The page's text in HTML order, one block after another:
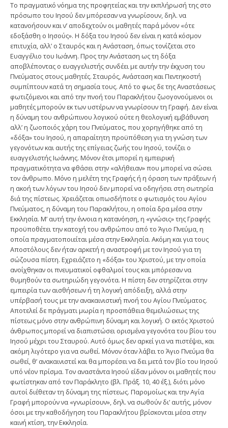
Το πραγματικό νόημα της προφητείας και την εκπλήρωσή της στο
πρόσωπο του Ιησού δεν μπόρεσαν να γνω­ρίσουν, δηλ. να
κατανοήσουν και ν’ αποδεχτούν οι μαθητές παρά μόνον «ότε
εδοξάσθη ο Ιησούς». Η δόξα του Ιησού δεν είναι η κατά κόσμον
επιτυχία, αλλ’ ο Σταυρός και η Ανάσταση, όπως τονίζεται στο
Ευαγγέλιο του Ιωάννη. Προς την Ανάσταση ως τη δόξα
αποβλέποντας ο ευαγγελιστής συν­δέει με αυτήν την έκχυση του
Πνεύματος στους μαθητές. Σταυρός, Ανάσταση και Πεντηκοστή
συμπίπτουν κα­τά τη σημασία τους. Από το φως δε της Αναστάσεως
φωτιζόμενοι και από την πνοή του Παρακλήτου ζωογονούμενοι οι
μαθητές μπορούν εκ των υστέρων να γνωρίσουν τη Γραφή. Δεν είναι
η δύναμη του ανθρώπινου λογικού ούτε η θεολογική εμβάθυνση
αλλ’ η ζωοποιός χάρη του Πνεύματος, που χορηγήθηκε από τη
«δόξα» του Ιησού, η απαραίτητη προϋπόθεση για τη γνώση των
γεγονότων και αυτής της επίγειας ζωής του Ιησού, τονίζει ο
ευαγγελιστής Ιωάννης. Μόνον έτσι μπορεί η εμπειρική
πραγματικότητα να φθάσει στην «αλήθειαν» που μπορεί να σώσει
τον άνθρωπο. Μόνο η μελέτη της Γρα­φής ή η όραση των πράξεων ή
η ακοή των λόγων του Ιησού δεν μπορεί να οδηγήσει στη σωτηρία
διά της πίστεως. Χρειάζεται οπωσδήποτε ο φωτισμός του Αγίου
Πνεύματος, η δύναμη του Παρακλήτου, η οποία δρα μέσα στην
Εκκλησία. Μ’ αυτή την έννοια η κατανόηση, η «γνώσις» της Γραφής
προϋποθέτει την κατοχή του ανθρώπου από το Άγιο Πνεύμα, η
οποία πραγματοποιείται μέσα στην Εκκλησία. Ακόμη και για τους
Αποστόλους δεν ήταν αρκετή η αναστροφή με τον Ιησού για τη
σώζουσα πίστη. Εχρειάζετο η «δόξα» του Χριστού, με την οποία
ανοίχθηκαν οι πνευ­ματικοί οφθαλμοί τους και μπόρεσαν να
θυμηθούν τα σωτηριώδη γεγονότα. Η πίστη δεν στηρί­ζεται στην
εμπειρία των αισθήσεων ή τη λογική απόδειξη, αλλά στην
υπέρβασή τους με την ανακαινιστική πνοή του Αγίου Πνεύματος.
Αποτελεί δε πράγματι μωρία η προσπάθεια θεμελιώσεως της
πίστεως μόνο στην ανθρώπινη δύναμη και λογική. Ο εκτός Χριστού
άνθρωπος μπορεί να διαπιστώσει ορισμένα γεγονότα του βίου του
Ιησού μέχρι του Σταυρού. Αυτό όμως δεν αρκεί για να πιστέψει, και
ακόμη λιγότερο για να σωθεί. Μό­νον όταν λάβει το Άγιο Πνεύμα θα
σωθεί, θ’ ανακαινιστεί και θα μπορέσει να δει μετά τον βίο του Ιησού
υπό νέον πρίσμα. Τον αναστάντα Ιησού είδαν μόνον οι μαθητές που
φωτίστηκαν από τον Παράκλητο (βλ. Πράξ. 10, 40 έξ.), διότι μόνο
αυτοί διέθεταν τη δύναμη της πίστεως. Παρο­μοίως και την Αγία
Γραφή μπορούν να «γνωρίσουν», δηλ. να σωθούν δι’ αυτής, μόνον
όσοι με την καθοδήγηση του Παρακλήτου βρίσκονται μέσα στην
καινή κτίση, την Εκκλησία.